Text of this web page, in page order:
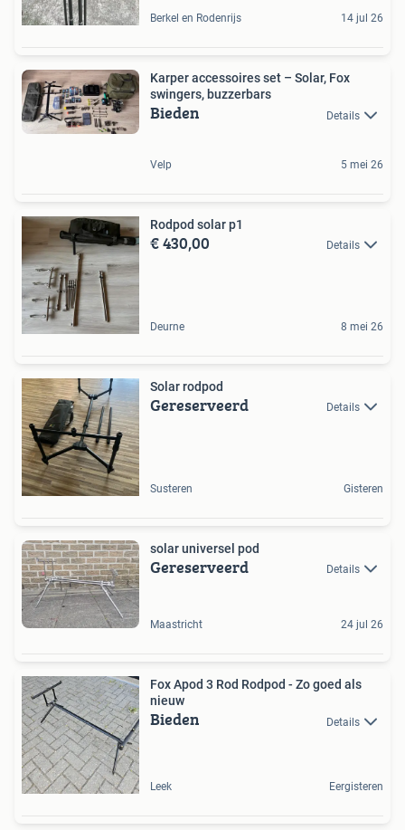
Berkel en Rodenrijs 14 jul 26
Karper accessoires set – Solar, Fox
swingers, buzzerbars
Bieden Details
Velp 5 mei 26
Rodpod solar p1
€ 430,00 Details
Deurne 8 mei 26
Solar rodpod
Gereserveerd Details
Susteren Gisteren
solar universel pod
Gereserveerd Details
Maastricht 24 jul 26
Fox Apod 3 Rod Rodpod - Zo goed als
nieuw
Bieden Details
Leek Eergisteren